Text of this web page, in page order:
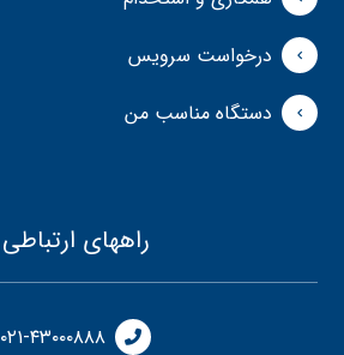
درخواست سرویس
دستگاه مناسب من
راههای ارتباطی
۰۲۱-۴۳۰۰۰۸۸۸